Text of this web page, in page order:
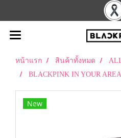
หน้าแรก สินค้าทั้งหมด
BLACKPINK IN YOUR
New